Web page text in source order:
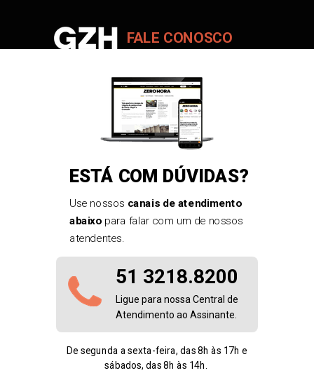
De segunda a sexta-feira, das 8h às 17he
sábados, das 8h às 14h.
FALE CONOSCO
Use nossos canais de atendimento
abaixo para falar com um de nossos
atendentes.
ESTÁ COM DÚVIDAS?
51 3218.8200
Ligue para nossa Central de
Atendimento ao Assinante.